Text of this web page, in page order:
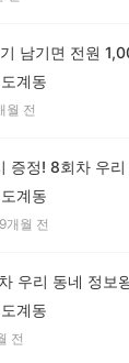
도계동
월 전
도계동
9개월 전
도계동
전